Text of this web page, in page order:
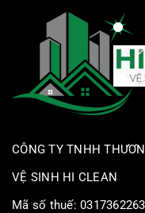
CÔNG TY TNHH
VỆ SINH HI CLEAN
Mã số thuế: